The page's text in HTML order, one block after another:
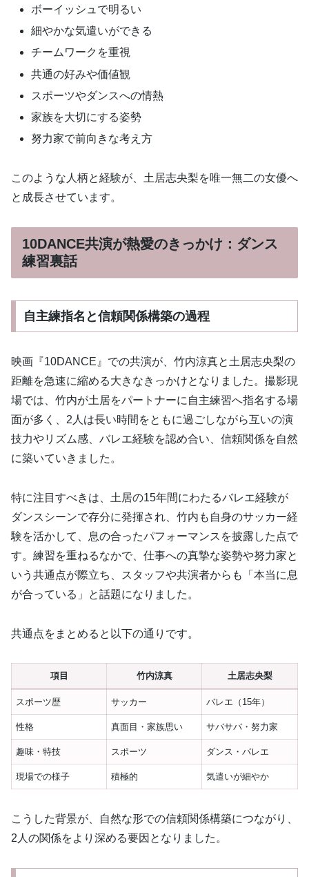
ボーイッシュで明るい
細やかな気遣いができる
チームワークを重視
共通の好みや価値観
スポーツやダンスへの情熱
家族を大切にする姿勢
努力家で前向きな考え方
このような人柄と経験が、土居志央梨を唯一無二の女優へ
と成長させています。
10DANCE共演が熱愛のきっかけ：ダンス
練習裏話
自主練指名と信頼関係構築の過程
映画『10DANCE』での共演が、竹内涼真と土居志央梨の
距離を急速に縮める大きなきっかけとなりました。撮影現
場では、竹内が土居をパートナーに自主練習へ指名する場
面が多く、2人は長い時間をともに過ごしながら互いの演
技力やリズム感、バレエ経験を認め合い、信頼関係を自然
に築いていきました。
特に注目すべきは、土居の15年間にわたるバレエ経験が
ダンスシーンで存分に発揮され、竹内も自身のサッカー経
験を活かして、息の合ったパフォーマンスを披露した点で
す。練習を重ねるなかで、仕事への真摯な姿勢や努力家と
いう共通点が際立ち、スタッフや共演者からも「本当に息
が合っている」と話題になりました。
共通点をまとめると以下の通りです。
項目 竹内涼真 土居志央梨
スポーツ歴 サッカー バレエ（15年）
性格 真面目・家族思い サバサバ・努力家
趣味・特技 スポーツ ダンス・バレエ
現場での様子 積極的 気遣いが細やか
こうした背景が、自然な形での信頼関係構築につながり、
2人の関係をより深める要因となりました。